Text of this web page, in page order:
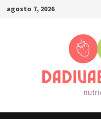
Skipagosto 7, 2026